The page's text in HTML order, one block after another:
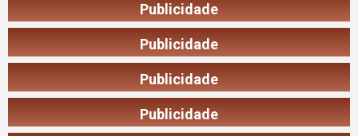
Publicidade
Publicidade
Publicidade
Publicidade